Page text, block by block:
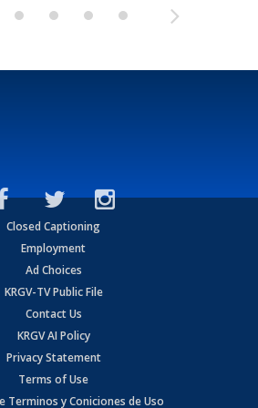
Closed Captioning
Employment
Ad Choices
KRGV-TV Public File
Contact Us
KRGV AI Policy
Privacy Statement
Terms of Use
Terminos y Coniciones de Uso